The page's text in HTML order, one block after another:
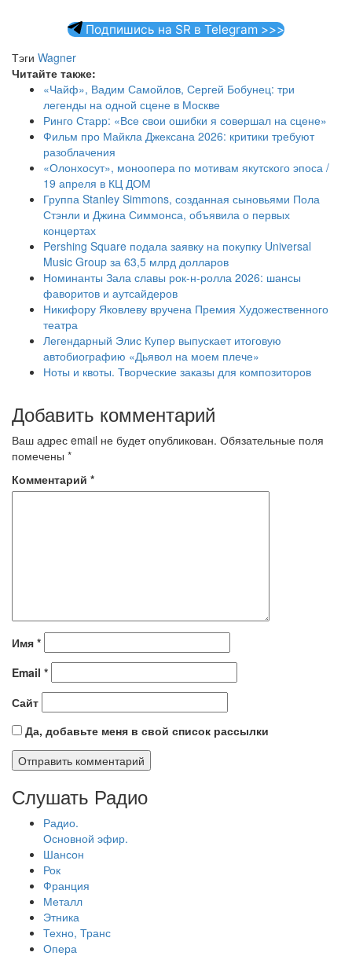
Подпишись на SR в Telegram >>>
Тэги Wagner
Читайте также:
«Чайф», Вадим Самойлов, Сергей Бобунец: три
легенды на одной сцене в Москве
Ринго Старр: «Все свои ошибки я совершал на сцене»
Фильм про Майкла Джексана 2026: критики требуют
разоблачения
«Олонхосут», моноопера по мотивам якутского эпоса /
19 апреля в КЦ ДОМ
Группа Stanley Simmons, созданная сыновьями Пола
Стэнли и Джина Симмонса, объявила о первых
концертах
Pershing Square подала заявку на покупку Universal
Music Group за 63,5 млрд долларов
Номинанты Зала славы рок-н-ролла 2026: шансы
фаворитов и аутсайдеров
Никифору Яковлеву вручена Премия Художественного
театра
Легендарный Элис Купер выпускает итоговую
автобиографию «Дьявол на моем плече»
Ноты и квоты. Творческие заказы для композиторов
Добавить комментарий
Ваш адрес email не будет опубликован. Обязательные поля
помечены *
Комментарий *
Имя *
Email *
Сайт
Да, добавьте меня в свой список рассылки
Слушать Радио
Радио.
Основной эфир.
Шансон
Рок
Франция
Металл
Этника
Техно, Транс
Опера